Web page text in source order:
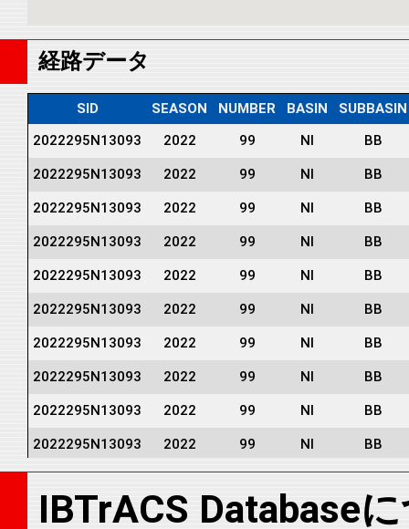
経路データ
SID SEASON NUMBER BASIN
SUBBASIN
2022295N13093
2022 99 NI BB
2022295N13093 2022 99 NI BB
2022295N13093 2022 99 NI BB
2022295N13093 2022 99 NI BB
2022295N13093 2022 99 NI BB
2022295N13093 2022 99 NI BB
2022295N13093 2022 99 NI BB
2022295N13093 2022 99 NI BB
2022295N13093 2022 99 NI BB
2022295N13093 2022 99 NI BB
2022295N13093 2022 99 NI BB
2022295N13093 2022 99 NI BB
IBTrACS Database